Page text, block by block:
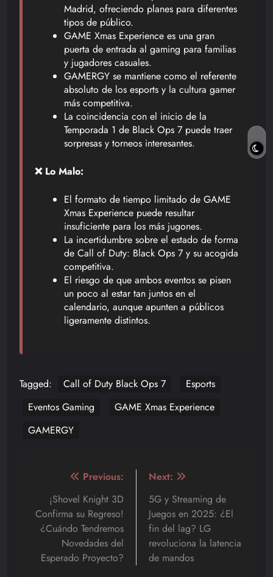
Madrid, ofreciendo planes para diferentes
tipos de público.
GAME Xmas Experience es una gran
puerta de entrada al gaming para familias
y jugadores casuales.
GAMERGY se mantiene como el referente
absoluto de los esports y la cultura gamer
más competitiva.
La coincidencia con el inicio de la
Temporada 1 de Black Ops 7 puede traer
sorpresas y torneos interesantes.
❌ Lo Malo:
El formato de tiempo limitado de GAME
Xmas Experience puede resultar
insuficiente para los más jugones.
La incertidumbre sobre el estado de forma
de Call of Duty: Black Ops 7 y su acogida
competitiva.
El riesgo de que ambos eventos se pisen
un poco al estar tan juntos en el
calendario, aunque apunten a públicos
ligeramente distintos.
Tagged: Call of Duty Black Ops 7
Esports
Eventos Gaming
GAME Xmas Experience
GAMERGY
Navegación
entradas
Previous:
¡Shovel Knight 3D
Confirma su Regreso!
¿Cuándo Tendremos
Novedades del
Esperado Proyecto?
Next:
5G y Streaming de
Juegos en 2025: ¿El
fin del lag? LG
revoluciona la latencia
de mandos